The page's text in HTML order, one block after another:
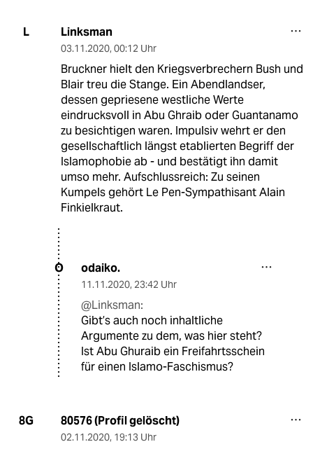
L Linksman
03.11.2020, 00:12 Uhr
Bruckner hielt den Kriegsverbrechern Bush und
Blair treu die Stange. Ein Abendlandser,
dessen gepriesene westliche Werte
eindrucksvoll in Abu Ghraib oder Guantanamo
zu besichtigen waren. Impulsiv wehrt er den
gesellschaftlich längst etablierten Begriff der
Islamophobie ab - und bestätigt ihn damit
umso mehr. Aufschlussreich: Zu seinen
Kumpels gehört Le Pen-Sympathisant Alain
Finkielkraut.
O odaiko.
11.11.2020, 23:42 Uhr
@Linksman:
Gibt’s auch noch inhaltliche
Argumente zu dem, was hier steht?
Ist Abu Ghuraib ein Freifahrtsschein
für einen Islamo-Faschismus?
8G 80576 (Profil gelöscht)
02.11.2020, 19:13 Uhr